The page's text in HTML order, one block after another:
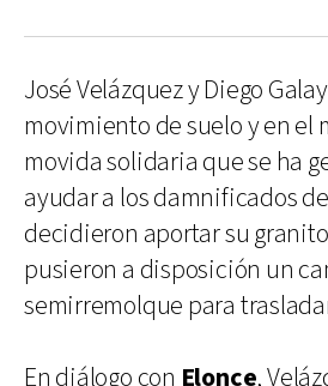
José Velázquez y Diego
movimiento de suelo y en el
movida solidaria que se ha
ayudar a los damnificados
decidieron aportar su
pusieron a disposición un
semirremolque para
En diálogo con Elonce,